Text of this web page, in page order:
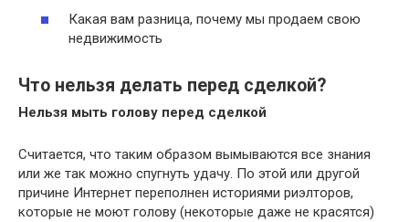
Какая вам разница, почему мы продаем свою
недвижимость
Что нельзя делать перед сделкой?
Нельзя мыть голову перед сделкой
Считается, что таким образом вымываются все знания
или же так можно спугнуть удачу. По этой или другой
причине Интернет переполнен историями риэлторов,
которые не моют голову (некоторые даже не красятся)